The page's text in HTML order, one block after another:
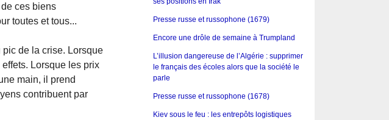
ces biens
toutes et tous...
de la crise. Lorsque
Lorsque les prix
main, il prend
contribuent par
Presse russe et russophone (1679)
Encore une drôle de semaine à Trumpland
L’illusion dangereuse de l’Algérie : supprimer
le français des écoles alors que la société le
parle
Presse russe et russophone (1678)
Kiev sous le feu : les entrepôts logistiques